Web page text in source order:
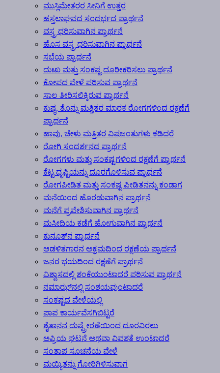
ಮುಸ್ಲಿಮೇತರರ ಸೀನಿಗೆ ಉತ್ತರ
ಹಸ್ತಲಾಘವದ ಸಂದರ್ಭದ ಪ್ರಾರ್ಥನೆ
ವಸ್ತ್ರ ಧರಿಸುವಾಗಿನ ಪ್ರಾರ್ಥನೆ
ಹೊಸ ವಸ್ತ್ರ ಧರಿಸುವಾಗಿನ ಪ್ರಾರ್ಥನೆ
ಸಭೆಯ ಪ್ರಾರ್ಥನೆ
ದುಃಖ ಮತ್ತು ಸಂಕಷ್ಟ ದೂರೀಕರಿಸಲು ಪ್ರಾರ್ಥನೆ
ಕೋಪದ ವೇಳೆ ಪಠಿಸುವ ಪ್ರಾರ್ಥನೆ
ಸಾಲ ತೀರಿಸಲಿಕ್ಕಿರುವ ಪ್ರಾರ್ಥನೆ
ಕುಷ್ಠ, ತೊನ್ನು ಮತ್ತಿತರ ಮಾರಕ ರೋಗಗಳಿಂದ ರಕ್ಷಣೆಗೆ
ಪ್ರಾರ್ಥನೆ
ಹಾವು, ಚೇಳು ಮತ್ತಿತರ ವಿಷಜಂತುಗಳು ಕಡಿದರೆ
ರೋಗಿ ಸಂದರ್ಶನದ ಪ್ರಾರ್ಥನೆ
ರೋಗಗಳು ಮತ್ತು ಸಂಕಷ್ಟಗಳಿಂದ ರಕ್ಷಣೆಗೆ ಪ್ರಾರ್ಥನೆ
ಕೆಟ್ಟ ದೃಷ್ಟಿಯನ್ನು ದೂರಗೊಳಿಸುವ ಪ್ರಾರ್ಥನೆ
ರೋಗಪೀಡಿತ ಮತ್ತು ಸಂಕಷ್ಟ ಪೀಡಿತನನ್ನು ಕಂಡಾಗ
ಮನೆಯಿಂದ ಹೊರಡುವಾಗಿನ ಪ್ರಾರ್ಥನೆ
ಮನೆಗೆ ಪ್ರವೇಶಿಸುವಾಗಿನ ಪ್ರಾರ್ಥನೆ
ಮಸೀದಿಯ ಕಡೆಗೆ ಹೋಗುವಾಗಿನ ಪ್ರಾರ್ಥನೆ
ಕುನೂತ್‍ನ ಪ್ರಾರ್ಥನೆ
ಆಡಳಿತಗಾರನ ಅಕ್ರಮದಿಂದ ರಕ್ಷಣೆಯ ಪ್ರಾರ್ಥನೆ
ಜನರ ಭಯದಿಂದ ರಕ್ಷಣೆಗೆ ಪ್ರಾರ್ಥನೆ
ವಿಶ್ವಾಸದಲ್ಲಿ ಶಂಕೆಯುಂಟಾದರೆ ಪಠಿಸುವ ಪ್ರಾರ್ಥನೆ
ನಮಾಝ್‍ನಲ್ಲಿ ಸಂಶಯವುಂಟಾದರೆ
ಸಂಕಷ್ಟದ ವೇಳೆಯಲ್ಲಿ
ಪಾಪ ಕಾರ್ಯವೆಸಗಿಬಿಟ್ಟರೆ
ಶೈತಾನನ ದುಷ್ಪ್ರೇರಣೆಯಿಂದ ದೂರವಿರಲು
ಅಪ್ರಿಯ ಘಟನೆ ಅಥವಾ ವಿವಶತೆ ಉಂಟಾದರೆ
ಸಂತಾಪ ಸೂಚನೆಯ ವೇಳೆ
ಮಯ್ಯಿತನ್ನು ಗೋರಿಗಿಳಿಸುವಾಗ